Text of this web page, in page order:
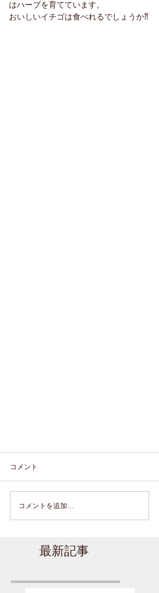
はハーブを育てています。
おいしいイチゴは食べれるでしょうか⁈
コメント
コメントを追加…
最新記事